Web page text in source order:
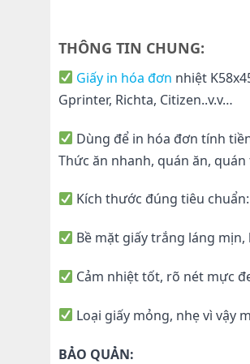
THÔNG TIN CHUNG:
Giấy in hóa đơn nhiệt
Gprinter, Richta, Citizen..v.v…
Dùng để in hóa đơn tính
Thức ăn nhanh, quán ăn,
Kích thước đúng tiêu
Bề mặt giấy trắng láng
Cảm nhiệt tốt, rõ nét mực
Loại giấy mỏng, nhẹ vì vậy
BẢO QUẢN: